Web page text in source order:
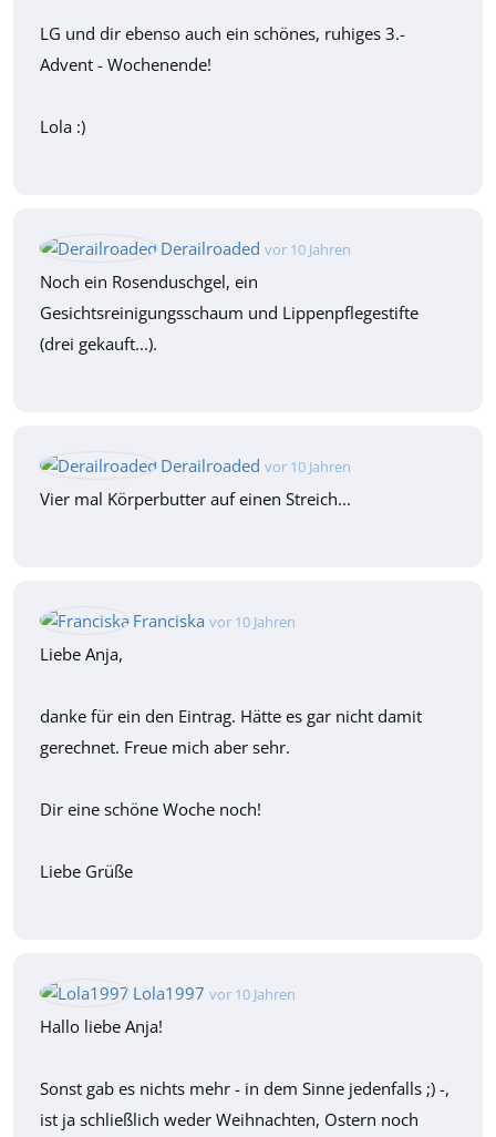
LG und dir ebenso auch ein schönes, ruhiges 3.-
Advent - Wochenende!
Lola :)
Derailroaded vor 10 Jahren
Noch ein Rosenduschgel, ein
Gesichtsreinigungsschaum und Lippenpflegestifte
(drei gekauft...).
Derailroaded vor 10 Jahren
Vier mal Körperbutter auf einen Streich...
Franciska vor 10 Jahren
Liebe Anja,
danke für ein den Eintrag. Hätte es gar nicht damit
gerechnet. Freue mich aber sehr.
Dir eine schöne Woche noch!
Liebe Grüße
Lola1997 vor 10 Jahren
Hallo liebe Anja!
Sonst gab es nichts mehr - in dem Sinne jedenfalls ;) -,
ist ja schließlich weder Weihnachten, Ostern noch